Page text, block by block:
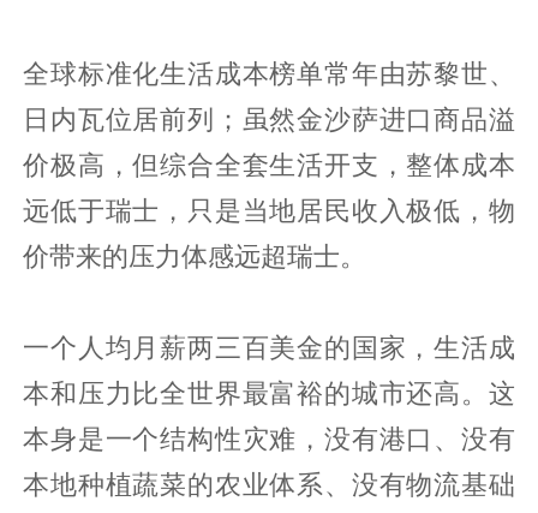
全球标准化生活成本榜单常年由苏黎世、
日内瓦位居前列；虽然金沙萨进口商品溢
价极高，但综合全套生活开支，整体成本
远低于瑞士，只是当地居民收入极低，物
价带来的压力体感远超瑞士。
一个人均月薪两三百美金的国家，生活成
本和压力比全世界最富裕的城市还高。这
本身是一个结构性灾难，没有港口、没有
本地种植蔬菜的农业体系、没有物流基础